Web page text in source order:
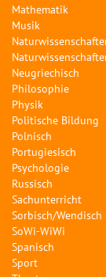
Mathematik
Musik
Neugriechisch
Philosophie
Physik
Politische Bildung
Polnisch
Portugiesisch
Psychologie
Russisch
Sachunterricht
Sorbisch/Wendisch
SoWi-WiWi
Spanisch
Sport